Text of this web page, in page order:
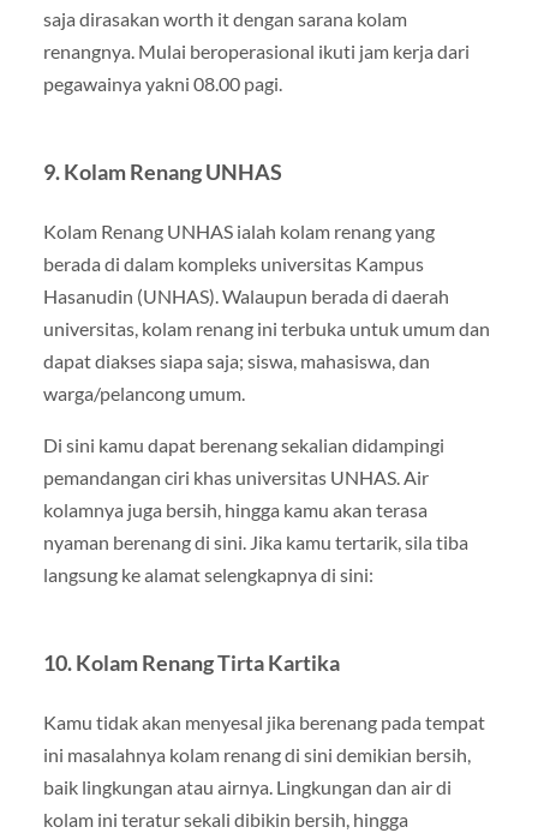
saja dirasakan worth it dengan sarana kolam
renangnya. Mulai beroperasional ikuti jam kerja dari
pegawainya yakni 08.00 pagi.
9. Kolam Renang UNHAS
Kolam Renang UNHAS ialah kolam renang yang
berada di dalam kompleks universitas Kampus
Hasanudin (UNHAS). Walaupun berada di daerah
universitas, kolam renang ini terbuka untuk umum dan
dapat diakses siapa saja; siswa, mahasiswa, dan
warga/pelancong umum.
Di sini kamu dapat berenang sekalian didampingi
pemandangan ciri khas universitas UNHAS. Air
kolamnya juga bersih, hingga kamu akan terasa
nyaman berenang di sini. Jika kamu tertarik, sila tiba
langsung ke alamat selengkapnya di sini:
10. Kolam Renang Tirta Kartika
Kamu tidak akan menyesal jika berenang pada tempat
ini masalahnya kolam renang di sini demikian bersih,
baik lingkungan atau airnya. Lingkungan dan air di
kolam ini teratur sekali dibikin bersih, hingga